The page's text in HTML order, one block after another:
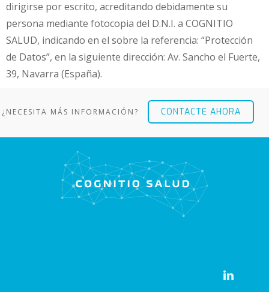
dirigirse por escrito, acreditando debidamente su
persona mediante fotocopia del D.N.I. a COGNITIO
SALUD, indicando en el sobre la referencia: “Protección
de Datos”, en la siguiente dirección: Av. Sancho el Fuerte,
39, Navarra (España).
¿NECESITA MÁS INFORMACIÓN? CONTACTE AHORA